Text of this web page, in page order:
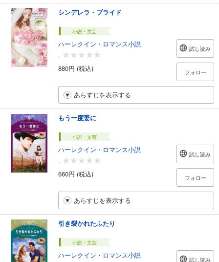
シンデレラ・ブライド
小説・文芸
ハーレクイン・ロマンス小説
-
880円 (税込)
試し読み
フォロー
あらすじを表示する
もう一度妻に
小説・文芸
ハーレクイン・ロマンス小説
-
660円 (税込)
試し読み
フォロー
あらすじを表示する
引き裂かれたふたり
小説・文芸
ハーレクイン・ロマンス小説
試し読み